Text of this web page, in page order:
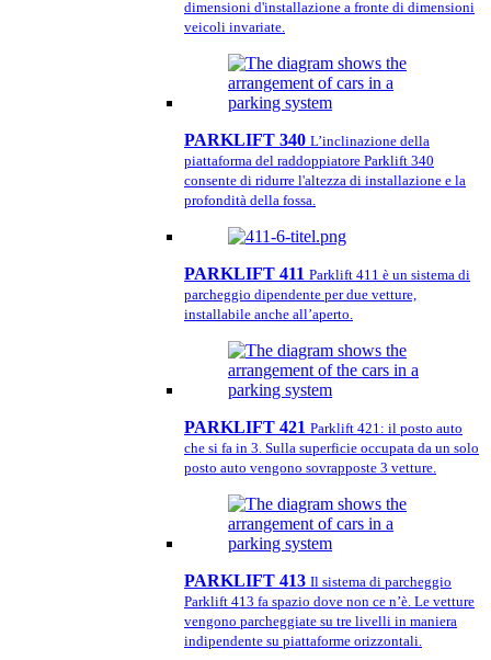
dimensioni d'installazione a fronte di dimensioni
veicoli invariate.
PARKLIFT 340 L’inclinazione della
piattaforma del raddoppiatore Parklift 340
consente di ridurre l'altezza di installazione e la
profondità della fossa.
PARKLIFT 411 Parklift 411 è un sistema di
parcheggio dipendente per due vetture,
installabile anche all’aperto.
PARKLIFT 421 Parklift 421: il posto auto
che si fa in 3. Sulla superficie occupata da un solo
posto auto vengono sovrapposte 3 vetture.
PARKLIFT 413 Il sistema di parcheggio
Parklift 413 fa spazio dove non ce n’è. Le vetture
vengono parcheggiate su tre livelli in maniera
indipendente su piattaforme orizzontali.